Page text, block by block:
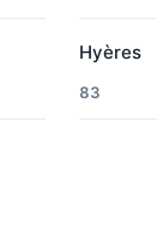
Hyères
83